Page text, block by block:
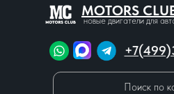
MOTORS
новые двигатели для
Поиск по